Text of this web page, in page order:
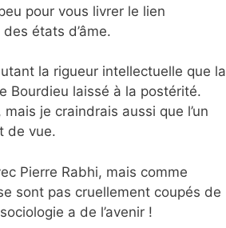
pour vous livrer le lien
états d’âme.
la rigueur intellectuelle que la
Bourdieu laissé à la postérité.
je craindrais aussi que l’un
de vue.
Pierre Rabhi, mais comme
sont pas cruellement coupés de
a de l’avenir !